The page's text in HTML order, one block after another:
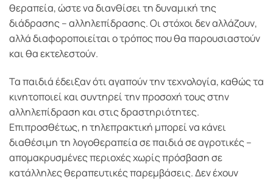
θεραπεία, ώστε να διανθίσει τη δυναμική της
διάδρασης – αλληλεπίδρασης. Οι στόχοι δεν αλλάζουν,
αλλά διαφοροποιείται ο τρόπος που θα παρουσιαστούν
και θα εκτελεστούν.
Τα παιδιά έδειξαν ότι αγαπούν την τεχνολογία, καθώς τα
κινητοποιεί και συντηρεί την προσοχή τους στην
αλληλεπίδραση και στις δραστηριότητες.
Επιπροσθέτως, η τηλεπρακτική μπορεί να κάνει
διαθέσιμη τη λογοθεραπεία σε παιδιά σε αγροτικές –
απομακρυσμένες περιοχές χωρίς πρόσβαση σε
κατάλληλες θεραπευτικές παρεμβάσεις. Δεν έχουν